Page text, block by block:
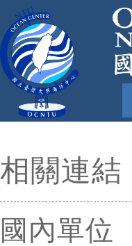
相關連結
國內單位